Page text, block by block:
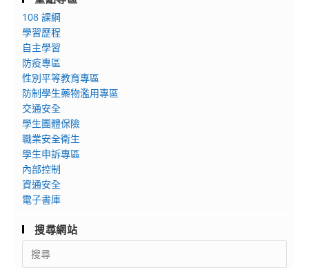
108 課綱
學習歷程
自主學習
防疫專區
性別平等教育專區
防制學生藥物濫用專區
交通安全
學生團體保險
職業安全衛生
學生申訴專區
內部控制
資通安全
電子書庫
搜尋網站
Search
for: